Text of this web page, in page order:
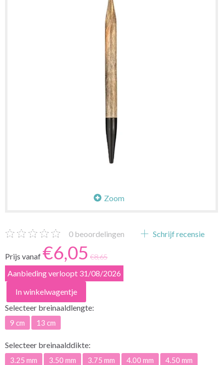
Zoom
0 beoordelingen Schrijf recensie
Prijs vanaf €6,05 €8,65
Aanbieding verloopt 31/08/2026
In winkelwagentje
Selecteer breinaaldlengte:
9 cm 13 cm
Selecteer breinaalddikte:
3.25 mm 3.50 mm 3.75 mm 4.00 mm
4.50 mm